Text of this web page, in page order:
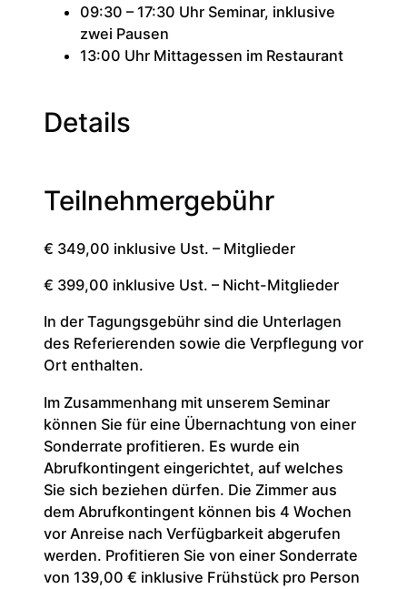
09:30 – 17:30 Uhr Seminar, inklusive
zwei Pausen
13:00 Uhr Mittagessen im Restaurant
Details
Teilnehmergebühr
€ 349,00 inklusive Ust. – Mitglieder
€ 399,00 inklusive Ust. – Nicht-Mitglieder
In der Tagungsgebühr sind die Unterlagen
des Referierenden sowie die Verpflegung vor
Ort enthalten.
Im Zusammenhang mit unserem Seminar
können Sie für eine Übernachtung von einer
Sonderrate profitieren. Es wurde ein
Abrufkontingent eingerichtet, auf welches
Sie sich beziehen dürfen. Die Zimmer aus
dem Abrufkontingent können bis 4 Wochen
vor Anreise nach Verfügbarkeit abgerufen
werden. Profitieren Sie von einer Sonderrate
von 139,00 € inklusive Frühstück pro Person